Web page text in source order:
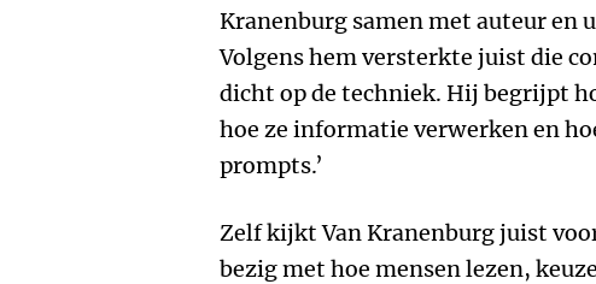
Kranenburg samen met auteur en
Volgens hem versterkte juist die
dicht op de techniek. Hij begrijpt
hoe ze informatie verwerken en
prompts.’
Zelf kijkt Van Kranenburg juist
bezig met hoe mensen lezen,